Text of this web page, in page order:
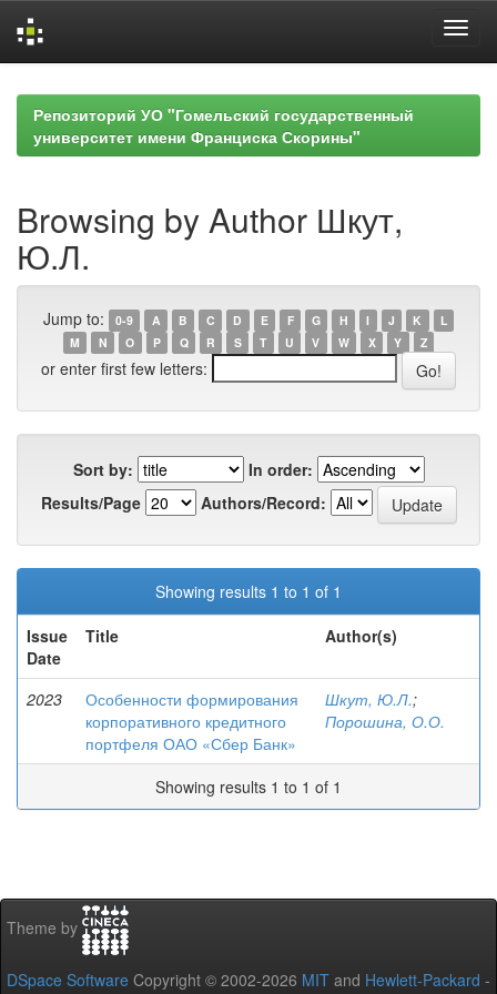
navigationРепозиторий УО "Гомельский государственный
университет имени Франциска Скорины"
Browsing by Author Шкут,
Ю.Л.
Jump to: 0-9 A B C D E F G H I J K
L
M
N O P Q R S T U V W X Y Z
or enter first few letters:
Sort by:
In order:
Results/Page
Authors/Record:
Showing results 1 to 1 of 1
Issue
Date
Title Author(s)
2023
Особенности формирования
корпоративного кредитного
портфеля ОАО «Сбер Банк»
Шкут, Ю.Л.;
Порошина, О.О.
Showing results 1 to 1 of 1
Theme by
DSpace Software Copyright © 2002-2026 MIT and Hewlett-Packard -